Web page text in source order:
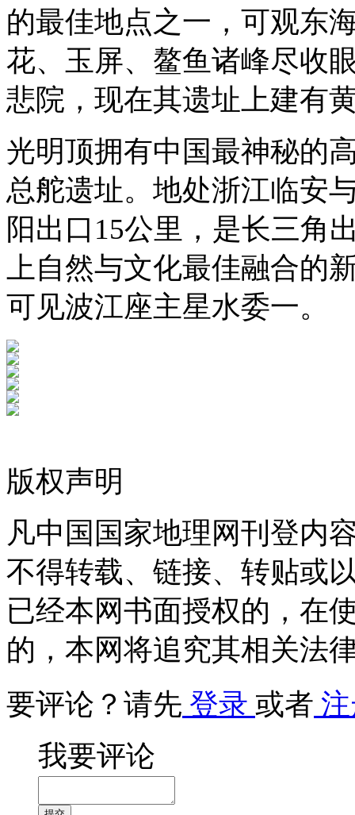
的最佳地点之一，可观东
花、玉屏、鳌鱼诸峰尽收
悲院，现在其遗址上建有
光明顶拥有中国最神秘的
总舵遗址。地处浙江临安
阳出口15公里，是长三角
上自然与文化最佳融合的
可见波江座主星水委一。
版权声明
凡中国国家地理网刊登内
不得转载、链接、转贴或
已经本网书面授权的，在
的，本网将追究其相关法
要评论？请先 登录 或者
我要评论